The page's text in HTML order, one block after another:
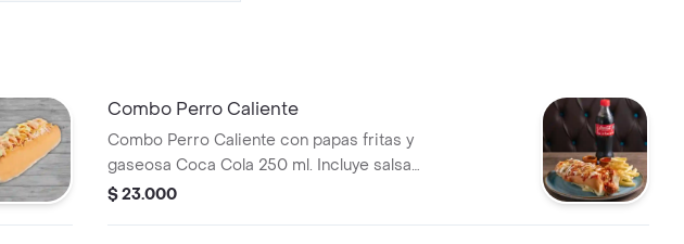
Combo Perro Caliente
Combo Perro Caliente con papas fritas y
gaseosa Coca Cola 250 ml. Incluye salsas
visibles.
$ 23.000